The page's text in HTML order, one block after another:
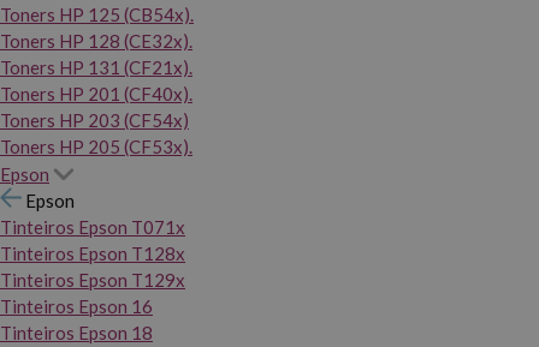
Toners HP 125 (CB54x).
Toners HP 128 (CE32x).
Toners HP 131 (CF21x).
Toners HP 201 (CF40x).
Toners HP 203 (CF54x)
Toners HP 205 (CF53x).
Epson
Epson
Tinteiros Epson T071x
Tinteiros Epson T128x
Tinteiros Epson T129x
Tinteiros Epson 16
Tinteiros Epson 18